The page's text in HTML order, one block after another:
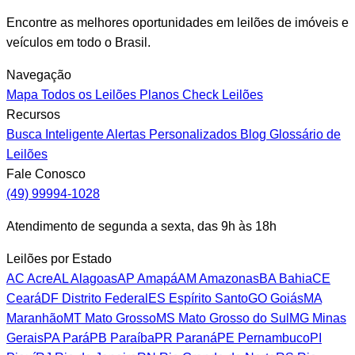
Encontre as melhores oportunidades em leilões de imóveis e
veículos em todo o Brasil.
Navegação
Mapa Todos os Leilões Planos Check Leilões
Recursos
Busca InteligenteAlertas Personalizados Blog Glossário de
Leilões
Fale Conosco
(49) 99994-1028
Atendimento de segunda a sexta, das 9h às 18h
Leilões por Estado
AC AcreALAlagoasAP AmapáAM AmazonasBABahiaCE
CearáDF Distrito Federal ES Espírito SantoGO GoiásMA
MaranhãoMT Mato GrossoMS Mato Grosso do Sul MG Minas
GeraisPAParáPB ParaíbaPR ParanáPE PernambucoPI